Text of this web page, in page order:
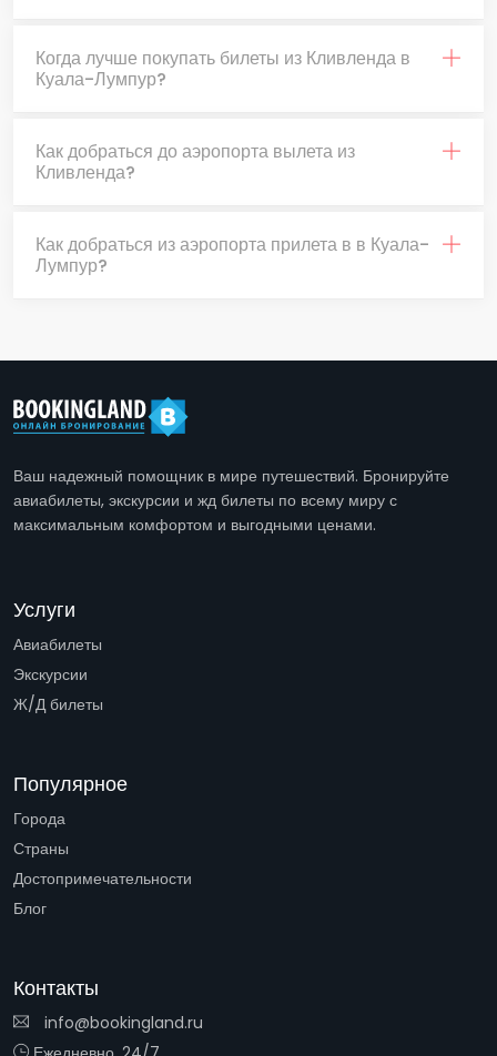
Когда лучше покупать билеты из Кливленда в
Куала-Лумпур?
Как добраться до аэропорта вылета из
Кливленда?
Как добраться из аэропорта прилета в в Куала-
Лумпур?
Ваш надежный помощник в мире путешествий. Бронируйте
авиабилеты, экскурсии и жд билеты по всему миру с
максимальным комфортом и выгодными ценами.
Услуги
Авиабилеты
Экскурсии
Ж/Д билеты
Популярное
Города
Страны
Достопримечательности
Блог
Контакты
info@bookingland.ru